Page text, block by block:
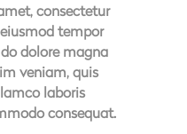
consectetur
tempor
dolore magna
veniam, quis
laboris
consequat.